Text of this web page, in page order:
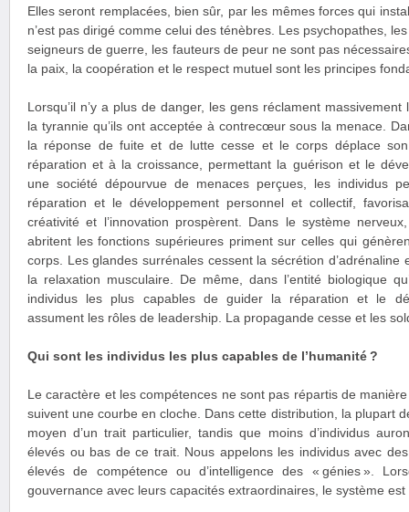
Elles seront remplacées, bien sûr, par les mêmes forces qui
n’est pas dirigé comme celui des ténèbres. Les psychopathes,
seigneurs de guerre, les fauteurs de peur ne sont pas
la paix, la coopération et le respect mutuel sont les principes
Lorsqu’il n’y a plus de danger, les gens réclament
la tyrannie qu’ils ont acceptée à contrecœur sous la menace.
la réponse de fuite et de lutte cesse et le corps déplace
réparation et à la croissance, permettant la guérison et le
une société dépourvue de menaces perçues, les individus
réparation et le développement personnel et collectif,
créativité et l’innovation prospèrent. Dans le système
abritent les fonctions supérieures priment sur celles qui
corps. Les glandes surrénales cessent la sécrétion
la relaxation musculaire. De même, dans l’entité biologique
individus les plus capables de guider la réparation et le
assument les rôles de leadership. La propagande cesse et les
Qui sont les individus les plus capables de l’humanité ?
Le caractère et les compétences ne sont pas répartis de
suivent une courbe en cloche. Dans cette distribution, la plupart
moyen d’un trait particulier, tandis que moins d’individus
élevés ou bas de ce trait. Nous appelons les individus avec
élevés de compétence ou d’intelligence des « génies ».
gouvernance avec leurs capacités extraordinaires, le système